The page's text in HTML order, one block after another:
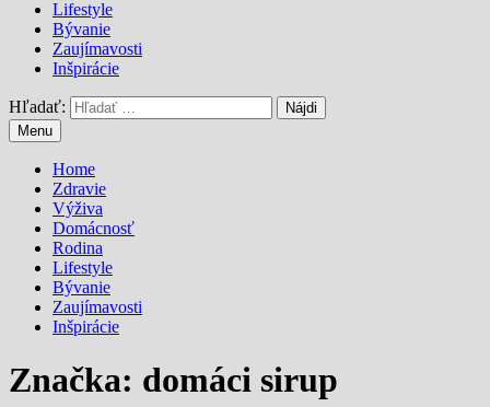
Lifestyle
Bývanie
Zaujímavosti
Inšpirácie
Hľadať:
Menu
Home
Zdravie
Výživa
Domácnosť
Rodina
Lifestyle
Bývanie
Zaujímavosti
Inšpirácie
Značka: domáci sirup